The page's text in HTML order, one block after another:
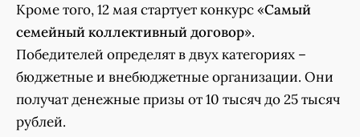
Кроме того, 12 мая стартует конкурс «Самый
семейный коллективный договор».
Победителей определят в двух категориях –
бюджетные и внебюджетные организации. Они
получат денежные призы от 10 тысяч до 25 тысяч
рублей.